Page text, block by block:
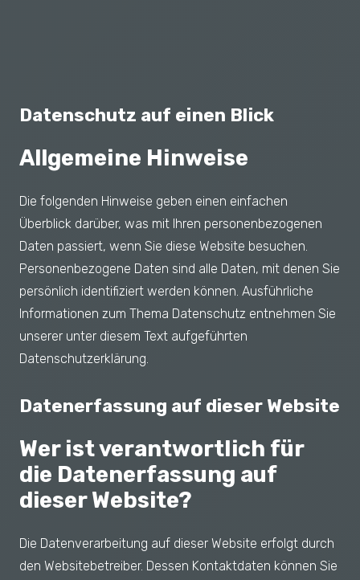
Datenschutz auf einen Blick
Allgemeine Hinweise
Die folgenden Hinweise geben einen einfachen
Überblick darüber, was mit Ihren personenbezogenen
Daten passiert, wenn Sie diese Website besuchen.
Personenbezogene Daten sind alle Daten, mit denen Sie
persönlich identifiziert werden können. Ausführliche
Informationen zum Thema Datenschutz entnehmen Sie
unserer unter diesem Text aufgeführten
Datenschutzerklärung.
Datenerfassung auf dieser Website
Wer ist verantwortlich für
die Datenerfassung auf
dieser Website?
Die Datenverarbeitung auf dieser Website erfolgt durch
den Websitebetreiber. Dessen Kontaktdaten können Sie